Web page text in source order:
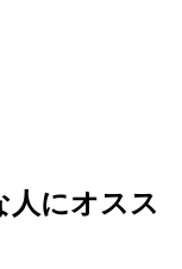
人にオスス